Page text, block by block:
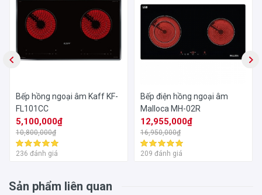
Bếp hồng ngoại âm Kaff KF-
FL101CC
5,100,000₫
10,800,000₫
236 đánh giá
Bếp điện hồng ngoại âm
Malloca MH-02R
12,955,000₫
16,950,000₫
209 đánh giá
Sản phẩm liên quan